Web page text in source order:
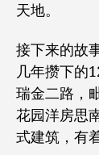
天地。
接下来的故
几年攒下的
瑞金二路，
花园洋房思
式建筑，有